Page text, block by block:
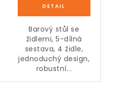
Barový stůl se
židlemi, 5-dílná
sestava, 4 židle,
jednoduchý design,
robustní...